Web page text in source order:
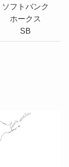
ソフトバンク
ホークス
SB